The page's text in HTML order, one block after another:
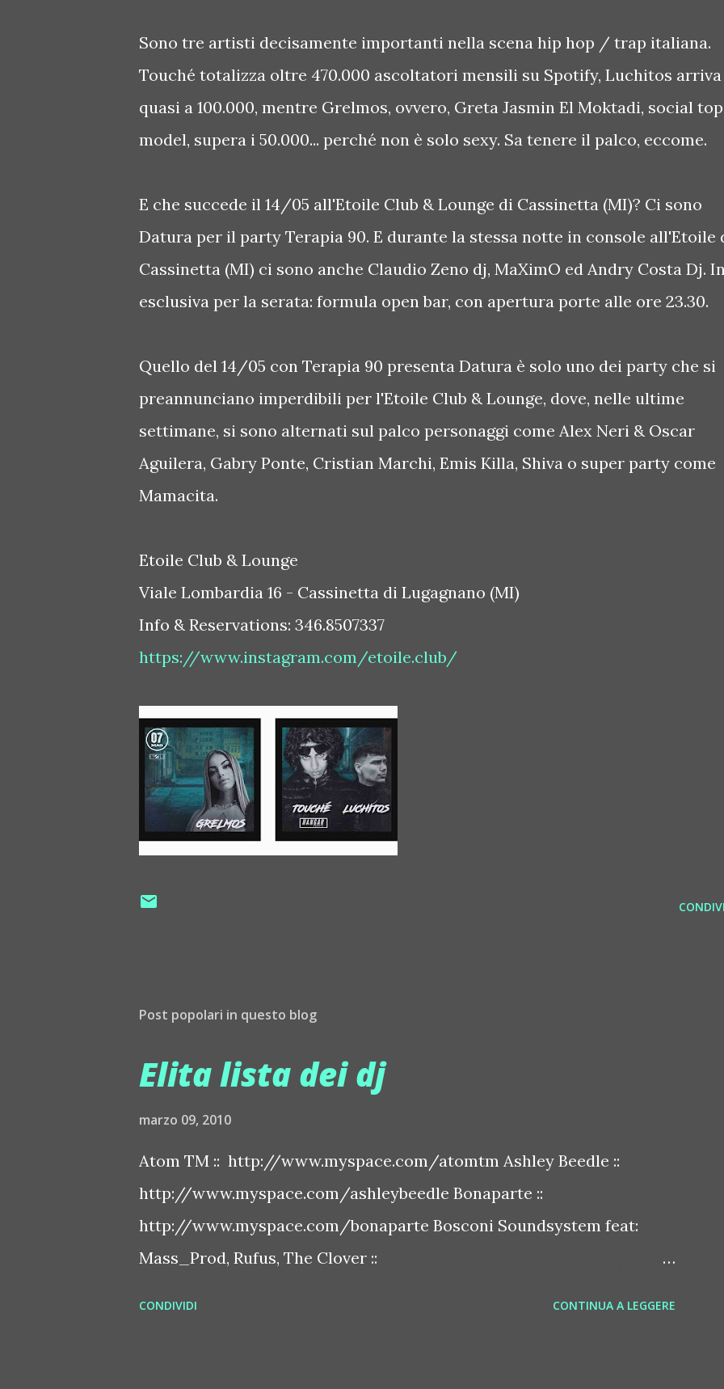
Sono tre artisti decisamente importanti nella scena hip hop / trap italiana.
Touché totalizza oltre 470.000 ascoltatori mensili su Spotify, Luchitos arriva
quasi a 100.000, mentre Grelmos, ovvero, Greta Jasmin El Moktadi, social top
model, supera i 50.000... perché non è solo sexy. Sa tenere il palco, eccome.
E che succede il 14/05 all'Etoile Club & Lounge di Cassinetta (MI)? Ci sono
Datura per il party Terapia 90. E durante la stessa notte in console all'Etoile
Cassinetta (MI) ci sono anche Claudio Zeno dj, MaXimO ed Andry Costa Dj.
esclusiva per la serata: formula open bar, con apertura porte alle ore 23.30.
Quello del 14/05 con Terapia 90 presenta Datura è solo uno dei party che si
preannunciano imperdibili per l'Etoile Club & Lounge, dove, nelle ultime
settimane, si sono alternati sul palco personaggi come Alex Neri & Oscar
Aguilera, Gabry Ponte, Cristian Marchi, Emis Killa, Shiva o super party come
Mamacita.
Etoile Club & Lounge
Viale Lombardia 16 - Cassinetta di Lugagnano (MI)
Info & Reservations: 346.8507337
https://www.instagram.com/etoile.club/
Post popolari in questo blog
Elita lista dei dj
marzo 09, 2010
Atom TM :: http://www.myspace.com/atomtm Ashley Beedle ::
http://www.myspace.com/ashleybeedle Bonaparte ::
http://www.myspace.com/bonaparte Bosconi Soundsystem feat:
Mass_Prod, Rufus, The Clover ::
CONDIVIDI CONTINUA A LEGGERE